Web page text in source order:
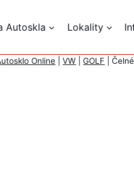
Autoskla Lokality
Online |VW |GOLF |